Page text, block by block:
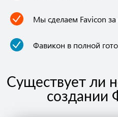
Мы сделаем Favicon за
Фавикон в полной
Существует ли
создании